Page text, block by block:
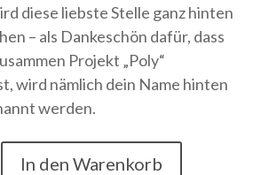
diese liebste Stelle ganz hinten
– als Dankeschön dafür, dass
Projekt „Poly“
wird nämlich dein Name hinten
werden.
In den Warenkorb